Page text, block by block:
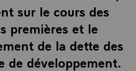
sur le cours des
premières et le
de la dette des
de développement.